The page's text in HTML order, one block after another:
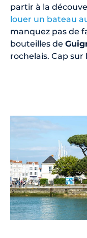
partir à la
louer un bateau
manquez pas de
bouteilles de
rochelais. Cap sur